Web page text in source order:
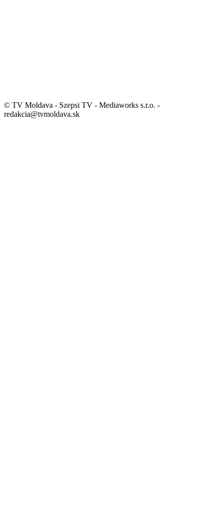
© TV Moldava - Szepsi TV - Mediaworks s.r.o. -
redakcia@tvmoldava.sk